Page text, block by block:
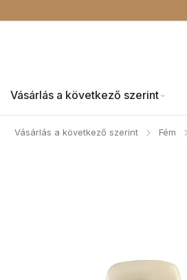
Vásárlás a következő szerint
Vásárlás a következő szerint / Fém /